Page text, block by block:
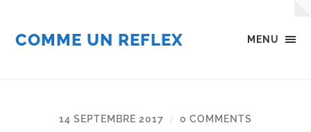
MENU
COMME UN REFLEX
14 SEPTEMBRE 2017 / 0 COMMENTS